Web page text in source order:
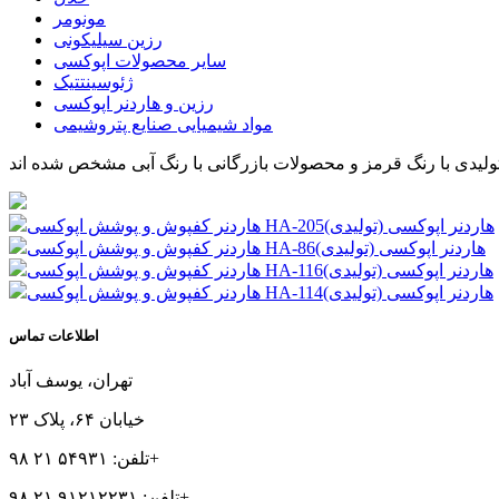
مونومر
رزین سیلیکونی
سایر محصولات اپوکسی
ژئوسینتتیک
رزین و هاردنر اپوکسی
مواد شیمیایی صنایع پتروشیمی
با رنگ قرمز و محصولات بازرگانی با رنگ آبی
هاردنر کفپوش و پوشش اپوکسی HA-205هاردنر اپوکسی (تولیدی)
هاردنر کفپوش و پوشش اپوکسی HA-86هاردنر اپوکسی (تولیدی)
هاردنر کفپوش و پوشش اپوکسی HA-116هاردنر اپوکسی (تولیدی)
هاردنر کفپوش و پوشش اپوکسی HA-114هاردنر اپوکسی (تولیدی)
اطلاعات تماس
تهران، یوسف آباد
خیابان ۶۴، پلاک ۲۳
تلفن: ۵۴۹۳۱ ۲۱ ۹۸+